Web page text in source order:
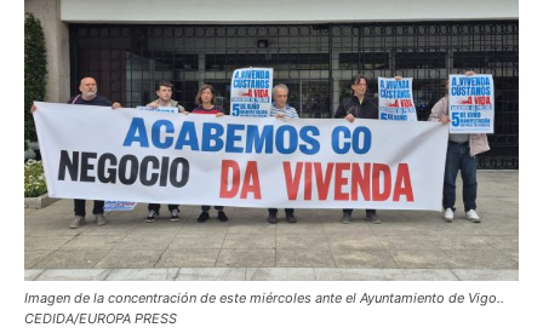
Imagen de la concentración de este miércoles ante el Ayuntamiento de Vigo..
CEDIDA/EUROPA PRESS